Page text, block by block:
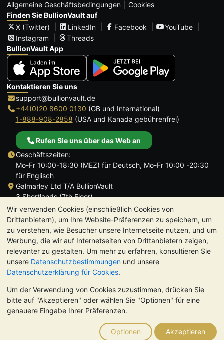
Wir verwenden Cookies (einschließlich Cookies von
Drittanbietern), um Ihre Website-Präferenzen zu speichern, um
zu verstehen, wie Besucher unsere Internetseite nutzen, und um
Werbung, die wir auf Internetseiten von Drittanbietern zeigen,
relevanter zu gestalten. Um mehr zu erfahren, konsultieren Sie
unsere Datenschutzbestimmungen und unsere
Datenschutzerklärung für Cookies.
Um der Verwendung von Cookies zuzustimmen, drücken Sie
bitte auf "Akzeptieren" oder wählen Sie "Optionen" für eine
genauere Eingabe Ihrer Präferenzen.
Optionen Akzeptieren
Allgemeine Geschäftsbedingungen
Cookies
Finden Sie BullionVault auf
X (Twitter)
LinkedIn Facebook
YouTube
Instagram
Threads
BullionVault App
Kontaktieren Sie uns
support@bullionvault.de
+44(0)20 8600 0130 (GB und International)
1-888-908-2858 (USA und Kanada gebührenfrei)
Rufen Sie uns über das Web an
Geschäftszeiten:
Mo-Fr 10:00-18:30 (MEZ) für Deutsch, Mo-Fr 10:00 -20:30
für Englisch
Galmarley Ltd T/A BullionVault
3 Shortlands (7th Floor)
Hammersmith
London
W6 8DA
Großbritannien
TrustScore 4.8 | 725 Bewertungen
BITTE BEACHTEN SIE: Der Wert von Edelmetallen kann sowohl
steigen als auch fallen. Historische Trends sind keine Garantie
für zukünftige Preisentwicklungen. Nichts auf den Webseiten
von BullionVault oder in der Kommunikation stellt eine